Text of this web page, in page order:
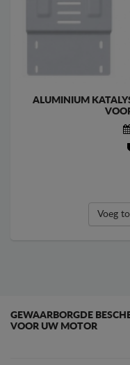
ALUMINIUM
Voeg
GEWAARBORGDE
VOOR UW MOTOR